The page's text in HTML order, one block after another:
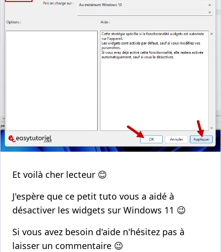
Et voilà cher lecteur 😊
J'espère que ce petit tuto vous a aidé à
désactiver les widgets sur Windows 11 😉
Si vous avez besoin d'aide n'hésitez pas à
laisser un commentaire 😉